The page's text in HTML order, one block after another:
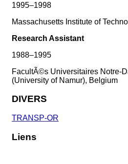
1995–1998
Massachusetts Institute of
Research Assistant
1988–1995
FacultÃ©s Universitaires Notre-
(University of Namur), Belgium
DIVERS
TRANSP-OR
Liens